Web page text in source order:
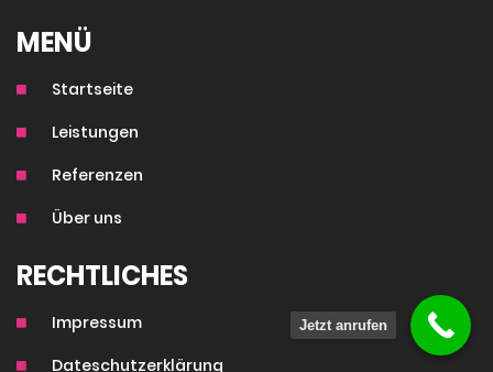
MENÜ
Startseite
Leistungen
Referenzen
Über uns
RECHTLICHES
Impressum
Dateschutzerklärung
Jetzt anrufen